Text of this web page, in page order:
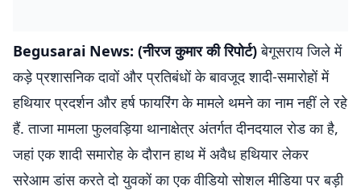
Begusarai News: (नीरज कुमार की रिपोर्ट)बेगूसराय जिले में
कड़े प्रशासनिक दावों और प्रतिबंधों के बावजूद शादी-समारोहों में
हथियार प्रदर्शन और हर्ष फायरिंग के मामले थमने का नाम नहीं ले रहे
हैं. ताजा मामला फुलवड़िया थानाक्षेत्र अंतर्गत दीनदयाल रोड का है,
जहां एक शादी समारोह के दौरान हाथ में अवैध हथियार लेकर
सरेआम डांस करते दो युवकों का एक वीडियो सोशल मीडिया पर बड़ी